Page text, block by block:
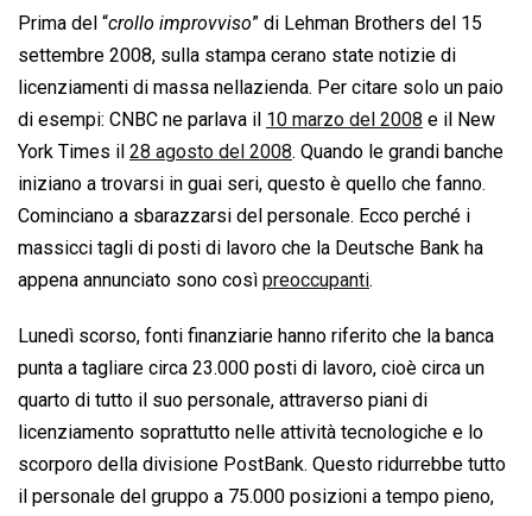
Prima del “crollo improvviso” di Lehman Brothers del 15
settembre 2008, sulla stampa cerano state notizie di
licenziamenti di massa nellazienda. Per citare solo un paio
di esempi: CNBC ne parlava il 10 marzo del 2008 e il New
York Times il 28 agosto del 2008. Quando le grandi banche
iniziano a trovarsi in guai seri, questo è quello che fanno.
Cominciano a sbarazzarsi del personale. Ecco perché i
massicci tagli di posti di lavoro che la Deutsche Bank ha
appena annunciato sono così preoccupanti.
Lunedì scorso, fonti finanziarie hanno riferito che la banca
punta a tagliare circa 23.000 posti di lavoro, cioè circa un
quarto di tutto il suo personale, attraverso piani di
licenziamento soprattutto nelle attività tecnologiche e lo
scorporo della divisione PostBank. Questo ridurrebbe tutto
il personale del gruppo a 75.000 posizioni a tempo pieno,